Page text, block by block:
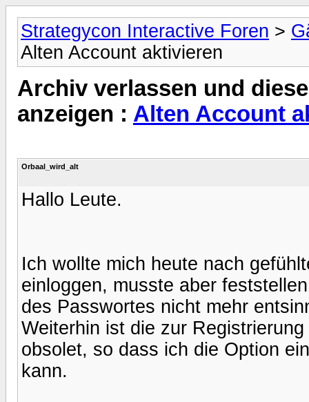
Strategycon Interactive Foren >
Alten Account aktivieren
Archiv verlassen und
anzeigen : Alten Account
Orbaal_wird_alt
Hallo Leute.
Ich wollte mich heute nach
einloggen, musste aber
des Passwortes nicht mehr
Weiterhin ist die zur
obsolet, so dass ich die Option
kann.